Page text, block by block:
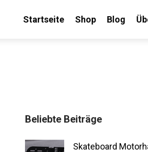
Startseite Shop Blog
Beliebte Beiträge
Skateboard